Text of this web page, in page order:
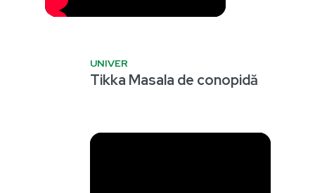
UNIVER
Tikka Masala de conopidă